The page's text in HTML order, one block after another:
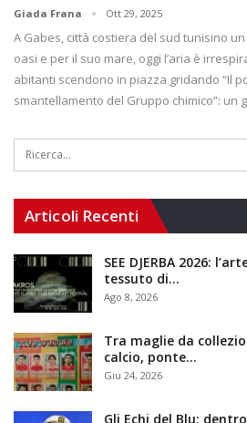
Giada Frana Ott 29, 2025
A Gabes, città costiera del sud tunisino
oasi e per il suo mare, oggi l’aria è
abitanti scendono in piazza gridando “Il
smantellamento del Gruppo chimico”: un
Articoli Recenti
SEE DJERBA 2026:
tessuto di…
Ago 8, 2026
Tra maglie da
calcio, ponte…
Giu 24, 2026
Gli Echi del Blu: